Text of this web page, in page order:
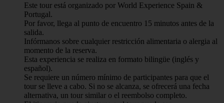
Este tour está organizado por World Experience Spain &
Portugal.
Por favor, llega al punto de encuentro 15 minutos antes de la
salida.
Infórmanos sobre cualquier restricción alimentaria o alergia al
momento de la reserva.
Esta experiencia se realiza en formato bilingüe (inglés y
español).
Se requiere un número mínimo de participantes para que el
tour se lleve a cabo. Si no se alcanza, se ofrecerá una fecha
alternativa, un tour similar o el reembolso completo.